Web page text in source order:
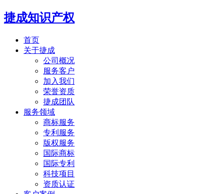
捷成知识产权
首页
关于捷成
公司概况
服务客户
加入我们
荣誉资质
捷成团队
服务领域
商标服务
专利服务
版权服务
国际商标
国际专利
科技项目
资质认证